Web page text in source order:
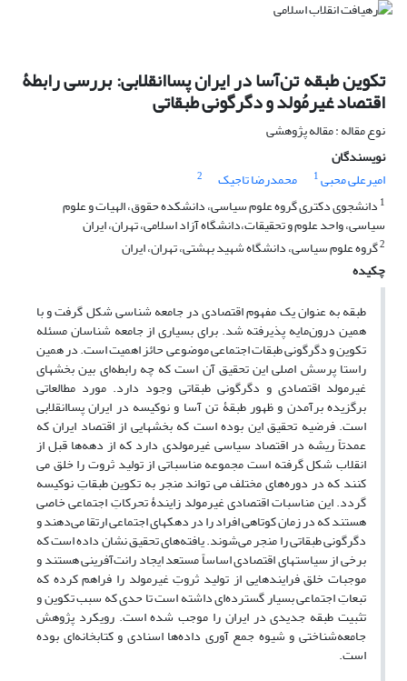
تکوین طبقه تن‌آسا در ایران پساانقلابی: بررسی رابطۀ
اقتصاد غیرمُولد و دگرگونی طبقاتی
نوع مقاله : مقاله پژوهشی
نویسندگان
امیرعلی محبی1 محمدرضا تاجیک
2
1 دانشجوی دکتری گروه علوم سیاسی، دانشکده حقوق، الهیات و علوم
سیاسی، واحد علوم و تحقیقات،دانشگاه آزاد اسلامی، تهران، ایران
2گروه علوم سیاسی، دانشگاه شهید بهشتی، تهران، ایران
چکیده
طبقه به عنوان یک مفهوم اقتصادی در جامعه ‌شناسی شکل گرفت و با
همین درون‌مایه پذیرفته شد. برای بسیاری از جامعه ‌شناسان مسئله
تکوین و دگرگونی طبقات اجتماعی موضوعی حائز اهمیت است. در همین
راستا پرسش اصلی این تحقیق آن است که چه رابطه‌ای بین بخش­های
غیرمولد اقتصادی و دگرگونی طبقاتی وجود دارد. مورد مطالعاتی
برگزیده برآمدن و ظهور طبقۀ تن آسا و نوکیسه در ایران پساانقلابی
است. فرضیه تحقیق این بوده است که بخش­هایی از اقتصاد ایران که
عمدتاً ریشه در اقتصاد سیاسی غیرمولدی دارد که از دهه‌ها قبل از
انقلاب شکل گرفته است مجموعه مناسباتی از تولید ثروت را خلق می
‌کنند که در دوره‌های مختلف می‌ تواند منجر به تکوین طبقاتِ نوکیسه
گردد. این مناسبات اقتصادی غیرمولد زایندۀ تحرکاتِ اجتماعی خاصی
هستند که در زمان کوتاهی افراد را در دهک­های اجتماعی ارتقا می‌دهند و
دگرگونی طبقاتی را منجر می‌شوند. یافته‌های تحقیق نشان داده است که
برخی از سیاست­های اقتصادی اساساً مستعد ایجاد رانت‌آفرینی هستند و
موجبات خلق فرایندهایی از تولید ثروتِ غیرمولد را فراهم کرده که
تبعاتِ اجتماعی بسیار گسترده‌ای داشته است تا حدی که سبب تکوین و
تثبیت طبقه جدیدی در ایران را موجب شده است. رویکرد پژوهش
جامعه‌شناختی و شیوه جمع آوری داده‌ها اسنادی و کتابخانه‌ای بوده
است.